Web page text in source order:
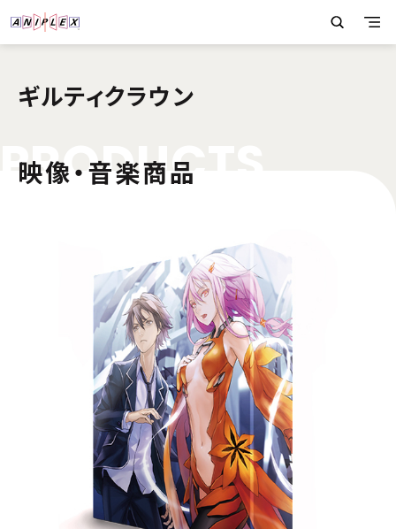
ギルティクラウン
PRODUC
映像・音楽商品